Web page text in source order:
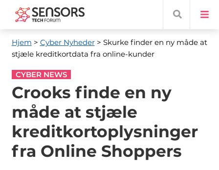
Hjem > Cyber ​​Nyheder> Skurke finder en ny måde at
stjæle kreditkortdata fra online-kunder
CYBER NEWS
Crooks finde en ny
måde at stjæle
kreditkortoplysninger
fra Online Shoppers